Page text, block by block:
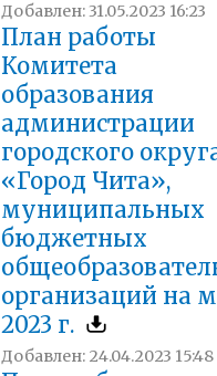
Добавлен: 31.05.2023 16:23
План работы
Комитета
образования
администрации
городского
«Город Чита»,
муниципальных
бюджетных
организаций на
2023 г.
Добавлен: 24.04.2023 15:48